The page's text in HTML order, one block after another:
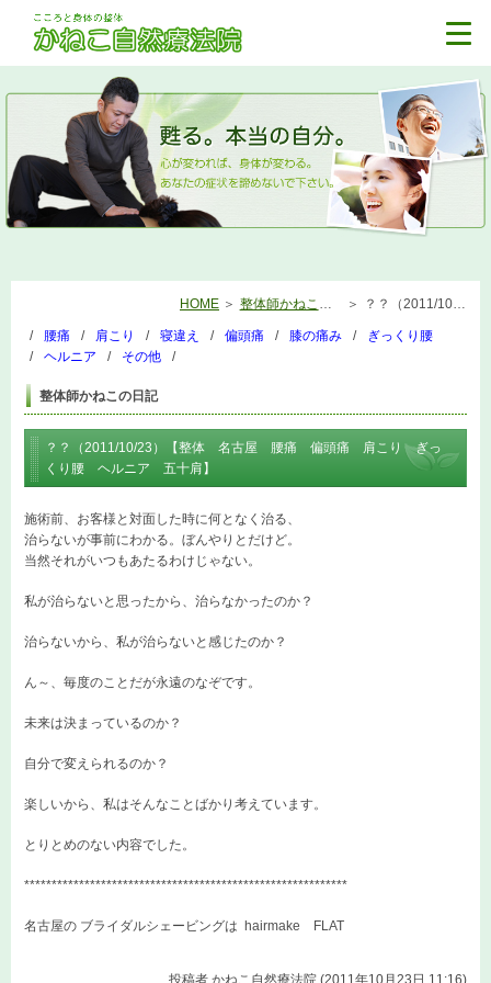
HOME 整体師かねこの日記 ？？（2011/10/23）【整体 名古屋 腰痛 偏頭痛 肩こり ぎっくり腰 ヘルニア 五十肩】
腰痛 肩こり 寝違え 偏頭痛 膝の痛み
ぎっくり腰
ヘルニア
その他
整体師かねこの日記
？？（2011/10/23）【整体 名古屋 腰痛 偏頭痛 肩こり ぎっ
くり腰 ヘルニア 五十肩】
施術前、お客様と対面した時に何となく治る、
治らないが事前にわかる。ぼんやりとだけど。
当然それがいつもあたるわけじゃない。
私が治らないと思ったから、治らなかったのか？
治らないから、私が治らないと感じたのか？
ん～、毎度のことだが永遠のなぞです。
未来は決まっているのか？
自分で変えられるのか？
楽しいから、私はそんなことばかり考えています。
とりとめのない内容でした。
***********************************************************
名古屋の ブライダルシェービングは hairmake FLAT
投稿者 かねこ自然療法院 (2011年10月23日 11:16)